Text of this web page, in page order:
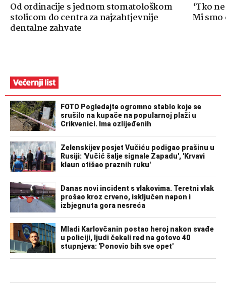
Od ordinacije s jednom stomatološkom
stolicom do centra za najzahtjevnije
dentalne zahvate
‘Tko
Mi